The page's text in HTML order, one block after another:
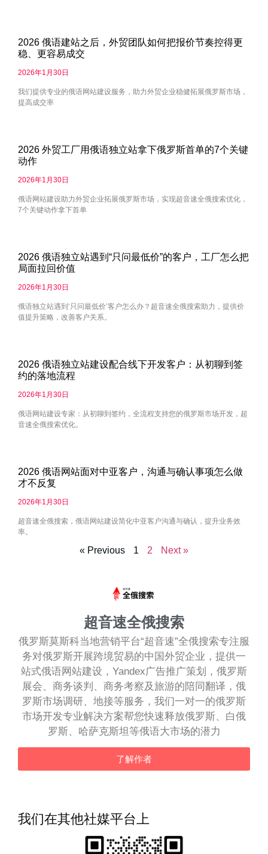
2026 俄语建站之后，外贸团队如何把报价节奏控得更
稳、更容易成交
2026年1月30日
我们提供专业的俄语网站建设服务，助力外贸企业稳健拓展俄罗斯市场，
提高成交率
2026 外贸工厂用俄语独立站拿下俄罗斯首单的7个关键
动作
2026年1月30日
俄语网站建设助力外贸企业拓展俄罗斯市场，实现超音速全俄搜索优化，
7个关键动作拿下首单
2026 俄语独立站遇到“只问最低价”的客户，工厂怎么把
局面拉回价值
2026年1月30日
俄语独立站遇到‘只问最低价’客户怎么办？超音速全俄搜索助力，提供价
值提升策略，改善客户关系。
2026 俄语独立站建设配合线下开发客户：从初聊到签
约的落地流程
2026年1月30日
俄语网站建设专家：从初聊到签约，全流程支持您的俄罗斯市场开发，超
音速全俄搜索优化。
2026 俄语网站面对中亚客户，沟通与确认事项怎么做
才不反复
2026年1月30日
超音速全俄搜索，俄语网站建设简化中亚客户沟通与确认，提升业务效
率。
« Previous 1 2 Next »
超音速全俄搜索
俄罗斯莫斯科当地营销平台“超音速”全俄搜索专注服
务对俄罗斯开展跨境贸易的中国外贸企业，提供一
站式俄语网站建设，Yandex广告推广策划，俄罗斯
展会、商务谈判、商务考察及旅游的陪同翻译，俄
罗斯市场调研、地接等服务，我们一对一的俄罗斯
市场开发专业解决方案帮您快速释放俄罗斯、白俄
罗斯、哈萨克斯坦等俄语大市场的潜力
了解作者
我们在其他社媒平台上